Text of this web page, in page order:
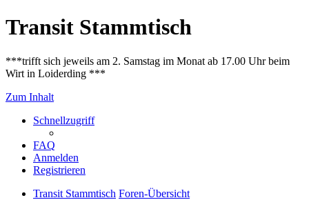
Transit Stammtisch
***trifft sich jeweils am 2. Samstag im Monat ab 17.00 Uhr beim
Wirt in Loiderding ***
Zum Inhalt
Schnellzugriff
FAQ
Anmelden
Registrieren
Transit Stammtisch Foren-Übersicht